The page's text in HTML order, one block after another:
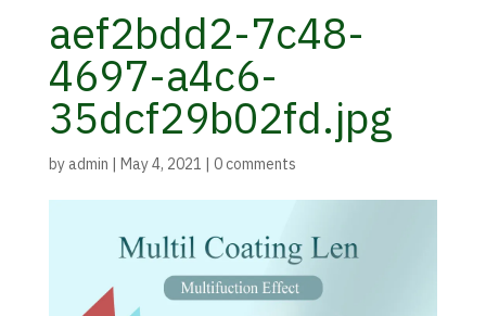
aef2bdd2-7c48-
4697-a4c6-
35dcf29b02fd.jpg
byadmin | May 4, 2021 | 0 comments